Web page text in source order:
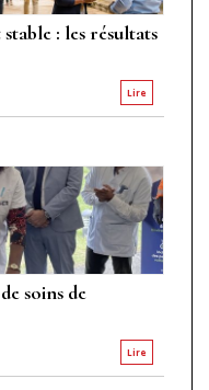
: les résultats
Lire
soins de
Lire